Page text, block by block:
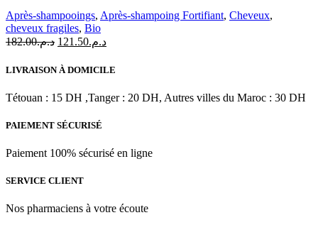
à
la
Quinine
Edelweiss
|
ml
Après-shampooings, Après-shampoing Fortifiant, Cheveux,
cheveux fragiles, Bio
د.م.182.00
Le
initial
د.م.121.50
Le
actuel
د.م.121.50.
LIVRAISON À DOMICILE
Tétouan : 15 DH ,Tanger : 20 DH, Autres villes du Maroc : 30 DH
PAIEMENT SÉCURISÉ
Paiement 100% sécurisé en ligne
SERVICE CLIENT
Nos pharmaciens à votre écoute